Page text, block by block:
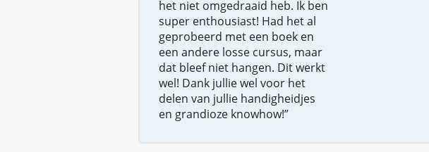
het niet omgedraaid heb. Ik ben
super enthousiast! Had het al
geprobeerd met een boek en
een andere losse cursus, maar
dat bleef niet hangen. Dit werkt
wel! Dank jullie wel voor het
delen van jullie handigheidjes
en grandioze knowhow!”